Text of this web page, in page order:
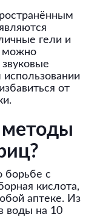
гели и
можно
от
методы
борьбе с
кислота,
аптеке. Из
воды на 10